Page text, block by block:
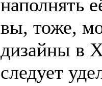
наполнять
вы, тоже,
дизайны в
следует